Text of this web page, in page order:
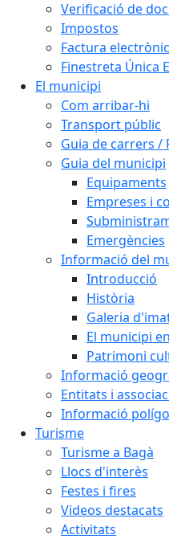
Verificació de
Impostos
Factura
Finestreta Única
El municipi
Com arribar-hi
Transport públic
Guia de carrers /
Guia del municipi
Equipaments
Empreses i
Emergències
Informació del
Introducció
Història
Galeria
El municipi
Patrimoni
Informació
Entitats i
Informació
Turisme
Turisme a Bagà
Llocs d'interès
Festes i fires
Videos destacats
Activitats